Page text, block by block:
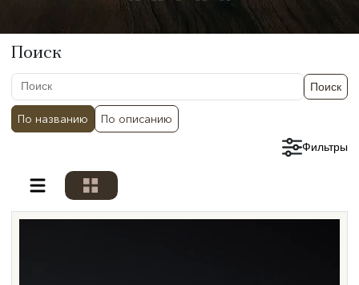
Поиск
Поиск
По названию По описанию
Фильтры
Разделы
Направление